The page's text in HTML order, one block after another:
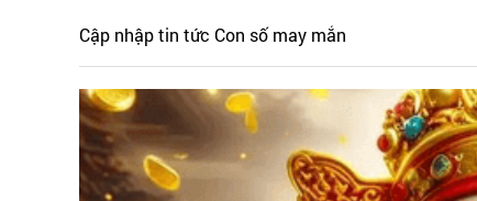
Cập nhập tin tức Con số may mắn